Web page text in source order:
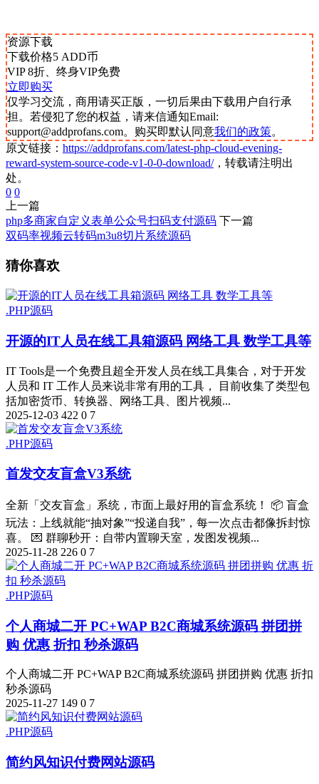
资源下载
下载价格5 ADD币
VIP 8折、终身VIP免费
立即购买
仅学习交流，商用请买正版，一切后果由下载用户自行承
担。若侵犯了您的权益，请来信通知Email:
support@addprofans.com。购买即默认同意我们的政策。
原文链接： https://addprofans.com/latest-php-cloud-evening-
reward-system-source-code-v1-0-0-download/，转载请注明出
处。
0 0
上一篇
php多商家自定义表单公众号扫码支付源码 下一篇
双码率视频云转码m3u8切片系统源码
猜你喜欢
.PHP源码
开源的IT人员在线工具箱源码 网络工具 数学工具等
IT Tools是一个免费且超全开发人员在线工具集合，对于开发
人员和 IT 工作人员来说非常有用的工具， 目前收集了类型包
括加密货币、转换器、网络工具、图片视频...
2025-12-03 422 0 7
.PHP源码
首发交友盲盒V3系统
全新「交友盲盒」系统，市面上最好用的盲盒系统！ 📦 盲盒
玩法：上线就能“抽对象”“投递自我”，每一次点击都像拆封惊
喜。 💌 群聊秒开：自带内置聊天室，发图发视频...
2025-11-28 226 0 7
.PHP源码
个人商城二开 PC+WAP B2C商城系统源码 拼团拼
购 优惠 折扣 秒杀源码
个人商城二开 PC+WAP B2C商城系统源码 拼团拼购 优惠 折扣
秒杀源码
2025-11-27 149 0 7
.PHP源码
简约风知识付费网站源码